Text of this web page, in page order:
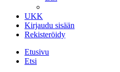
UKK
Kirjaudu sisään
Rekisteröidy
Etusivu
Etsi